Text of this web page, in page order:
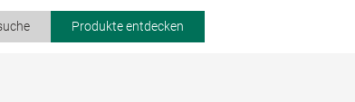
Produkte entdecken